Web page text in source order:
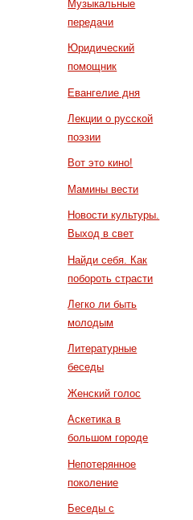
Музыкальные
передачи
Юридический
помощник
Евангелие дня
Лекции о русской
поэзии
Вот это кино!
Мамины вести
Новости культуры.
Выход в свет
Найди себя. Как
побороть страсти
Легко ли быть
молодым
Литературные
беседы
Женский голос
Аскетика в
большом городе
Непотерянное
поколение
Беседы с